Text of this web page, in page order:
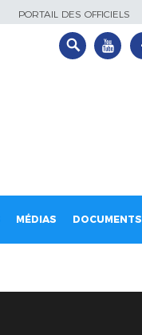
PORTAIL DES OFFICIELS
MÉDIAS DOCUMENTS